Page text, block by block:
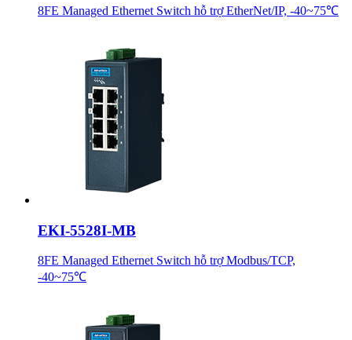
8FE Managed Ethernet Switch hỗ trợ EtherNet/IP, -40~75℃
EKI-5528I-MB
8FE Managed Ethernet Switch hỗ trợ Modbus/TCP,
-40~75℃